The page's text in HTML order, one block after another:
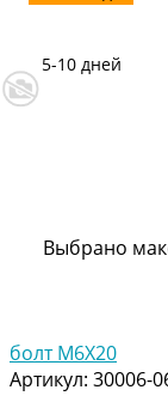
5-10 дней
Выбрано
болт M6X20
Артикул: 30006-